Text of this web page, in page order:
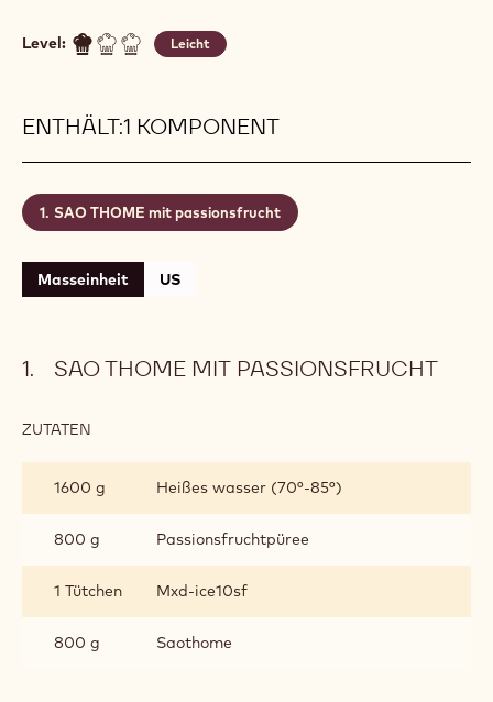
Level: Leicht
ENTHÄLT:1 KOMPONENT
SAO THOME mit passionsfrucht
Masseinheit US
SAO THOME MIT PASSIONSFRUCHT
ZUTATEN
MIT
PASSIONSFRUCHT
1600 g Heißes wasser (70°-85°)
800 g Passionsfruchtpüree
1 Tütchen Mxd-ice10sf
800 g Saothome